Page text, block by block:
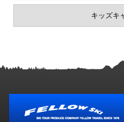
キッズキ